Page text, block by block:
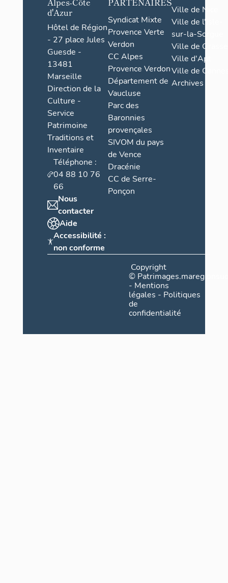
d'Azur
Hôtel de Région
- 27 place Jules
Guesde -
13481
Marseille
Direction de la
Culture -
Service
Patrimoine
Traditions et
Inventaire
Téléphone :
04 88 10 76
66
Nous
contacter
Aide
Accessibilité :
non conforme
Syndicat Mixte
Provence Verte
Verdon
CC Alpes
Provence Verdon
Département de
Vaucluse
Parc des
Baronnies
provençales
SIVOM du pays
de Vence
Dracénie
CC de Serre-
Ponçon
Ville de Nice
Ville de l'Isle-
sur-la-Sorgue
Ville de Grasse
Ville d'Apt
Ville de
Archives
Copyright
©
- Mentions
légales - Politiques
de
confidentialité